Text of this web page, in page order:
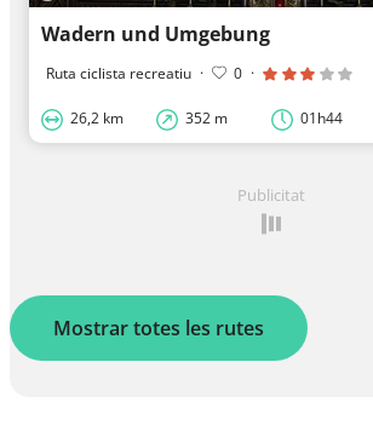
Wadern und Umgebung
Ruta ciclista recreatiu · 0 ·
26,2 km 352 m 01h44
Publicitat
Mostrar totes les rutes